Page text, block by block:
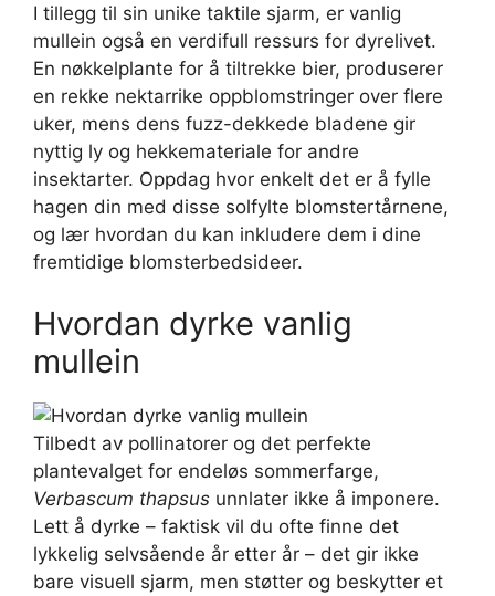
I tillegg til sin unike taktile sjarm, er vanlig
mullein også en verdifull ressurs for dyrelivet.
En nøkkelplante for å tiltrekke bier, produserer
en rekke nektarrike oppblomstringer over flere
uker, mens dens fuzz-dekkede bladene gir
nyttig ly og hekkemateriale for andre
insektarter. Oppdag hvor enkelt det er å fylle
hagen din med disse solfylte blomstertårnene,
og lær hvordan du kan inkludere dem i dine
fremtidige blomsterbedsideer.
Hvordan dyrke vanlig
mullein
Tilbedt av pollinatorer og det perfekte
plantevalget for endeløs sommerfarge,
Verbascum thapsus unnlater ikke å imponere.
Lett å dyrke – faktisk vil du ofte finne det
lykkelig selvsående år etter år – det gir ikke
bare visuell sjarm, men støtter og beskytter et